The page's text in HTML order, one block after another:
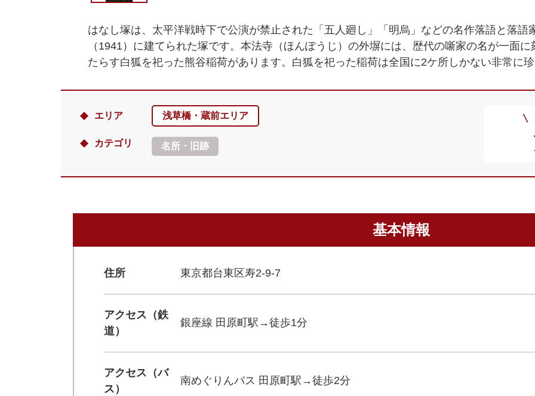
はなし塚は、太平洋戦時下で公演が禁止された「五人廻し」「明烏」などの名作落語と落語
（1941）に建てられた塚です。本法寺（ほんぽうじ）の外塀には、歴代の噺家の名が一面
たらす白狐を祀った熊谷稲荷があります。白狐を祀った稲荷は全国に2ケ所しかない非常に
エリア 浅草橋・蔵前エリア
カテゴリ 名所・旧跡
基本情報
住所 東京都台東区寿2-9-7
アクセス（鉄
道）
銀座線 田原町駅→徒歩1分
アクセス（バ
ス）
南めぐりんバス 田原町駅→徒歩2分